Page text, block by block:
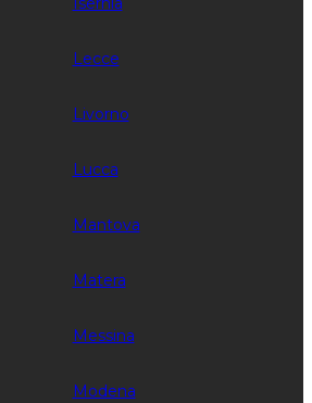
Lecce
Livorno
Lucca
Mantova
Matera
Messina
Modena